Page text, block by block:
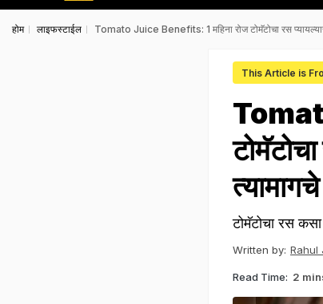
होम लाइफस्टाईल Tomato Juice Benefits: 1 महिना रोज टोमॅटोचा रस
This Article is
टोमॅटोचा रस
Written by: Rahul
Read Time: 2